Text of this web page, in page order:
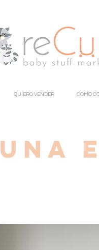
QUIERO VENDER CÓMO
Una